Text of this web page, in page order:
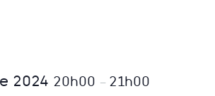
2024 20h00 – 21h00